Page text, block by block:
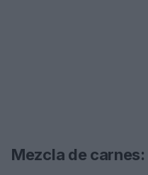
Mezcla de